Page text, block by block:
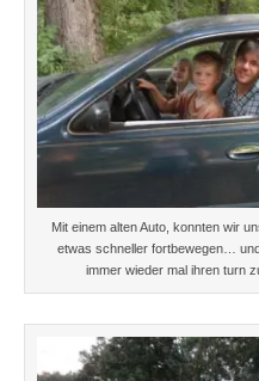
Mit einem alten Auto, konnten wir
etwas schneller fortbewegen…
immer wieder mal ihren turn